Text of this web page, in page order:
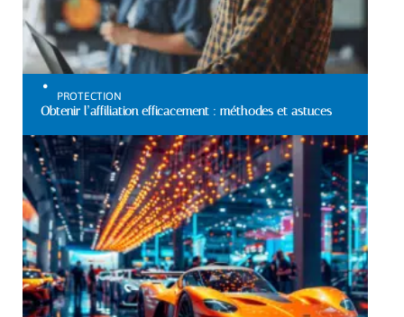
PROTECTION
Obtenir l’affiliation efficacement : méthodes et astuces